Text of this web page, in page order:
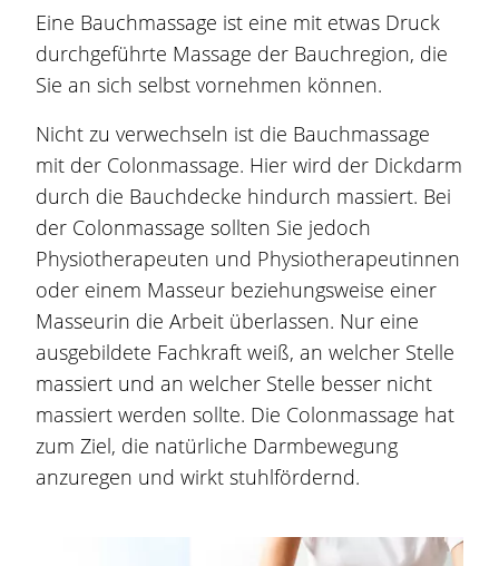
Eine Bauchmassage ist eine mit etwas Druck
durchgeführte Massage der Bauchregion, die
Sie an sich selbst vornehmen können.
Nicht zu verwechseln ist die Bauchmassage
mit der Colonmassage. Hier wird der Dickdarm
durch die Bauchdecke hindurch massiert. Bei
der Colonmassage sollten Sie jedoch
Physiotherapeuten und Physiotherapeutinnen
oder einem Masseur beziehungsweise einer
Masseurin die Arbeit überlassen. Nur eine
ausgebildete Fachkraft weiß, an welcher Stelle
massiert und an welcher Stelle besser nicht
massiert werden sollte. Die Colonmassage hat
zum Ziel, die natürliche Darmbewegung
anzuregen und wirkt stuhlfördernd.